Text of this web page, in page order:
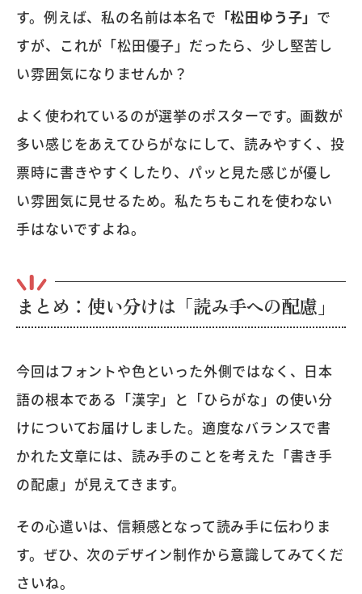
す。例えば、私の名前は本名で 「松田ゆう子」 で
すが、これが「松田優子」だったら、少し堅苦し
い雰囲気になりませんか？
よく使われているのが選挙のポスターです。画数が
多い感じをあえてひらがなにして、読みやすく、投
票時に書きやすくしたり、パッと見た感じが優し
い雰囲気に見せるため。私たちもこれを使わない
手はないですよね。
まとめ：使い分けは「読み手への配慮」
今回はフォントや色といった外側ではなく、日本
語の根本である「漢字」と「ひらがな」の使い分
けについてお届けしました。適度なバランスで書
かれた文章には、読み手のことを考えた「書き手
の配慮」が見えてきます。
その心遣いは、信頼感となって読み手に伝わりま
す。ぜひ、次のデザイン制作から意識してみてくだ
さいね。